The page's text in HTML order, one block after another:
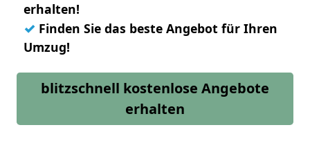
erhalten!
✓ Finden Sie das beste Angebot für Ihren
Umzug!
blitzschnell kostenlose Angebote
erhalten